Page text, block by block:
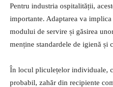
Pentru industria ospitalității,
importante. Adaptarea va
modului de servire și găsirea
menține standardele de igienă și
În locul pliculețelor individuale,
probabil, zahăr din recipiente